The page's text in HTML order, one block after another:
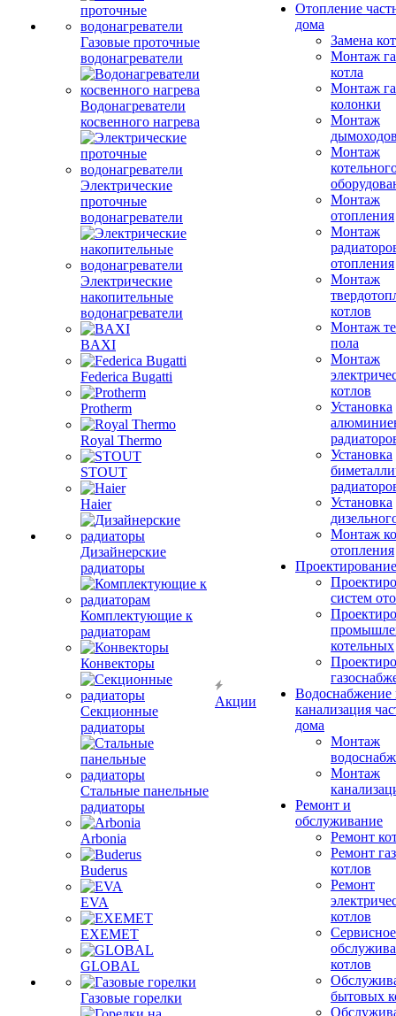
Газовые проточные
водонагреватели
Водонагреватели
косвенного нагрева
Электрические
проточные
водонагреватели
Электрические
накопительные
водонагреватели
BAXI
Federica Bugatti
Protherm
Royal Thermo
STOUT
Haier
Дизайнерские
радиаторы
Комплектующие к
радиаторам
Конвекторы
Секционные
радиаторы
Стальные панельные
радиаторы
Arbonia
Buderus
EVA
EXEMET
GLOBAL
Газовые горелки
Акции
Отопление
дома
Замена
Монтаж
котла
Монтаж
колонки
Монтаж
Монтаж
Монтаж
отопления
Монтаж
отопления
Монтаж
котлов
Монтаж
пола
Монтаж
котлов
Установка
Установка
Установка
Монтаж
отопления
Проектирование
систем
котельных
Водоснабжение
канализация
дома
Монтаж
Монтаж
Ремонт и
обслуживание
Ремонт
Ремонт
котлов
Ремонт
котлов
Сервисное
котлов
бытовых